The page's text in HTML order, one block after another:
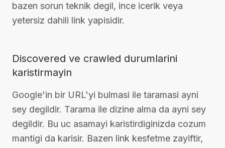
bazen sorun teknik degil, ince icerik veya
yetersiz dahili link yapisidir.
Discovered ve crawled durumlarini
karistirmayin
Google'in bir URL'yi bulmasi ile taramasi ayni
sey degildir. Tarama ile dizine alma da ayni sey
degildir. Bu uc asamayi karistirdiginizda cozum
mantigi da karisir. Bazen link kesfetme zayiftir,